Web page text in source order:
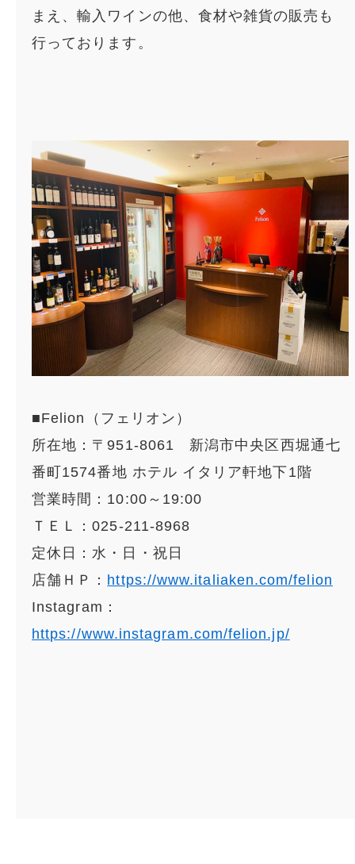
まえ、輸入ワインの他、食材や雑貨の販売も
行っております。
■Felion（フェリオン）
所在地：〒951-8061 新潟市中央区西堀通七
番町1574番地 ホテル イタリア軒地下1階
営業時間：10:00～19:00
ＴＥＬ：025-211-8968
定休日：水・日・祝日
店舗ＨＰ： https://www.italiaken.com/felion
Instagram：
https://www.instagram.com/felion.jp/